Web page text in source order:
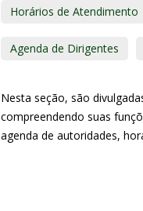
Horários de Atendimento
Agenda de Dirigentes
Nesta seção, são
compreendendo suas
agenda de autoridades,